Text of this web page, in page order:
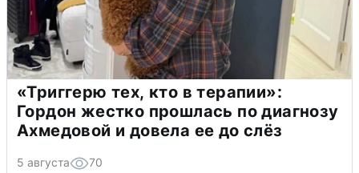
«Триггерю тех, кто в терапии»:
Гордон жестко прошлась по диагнозу
Ахмедовой и довела ее до слёз
5 августа 70